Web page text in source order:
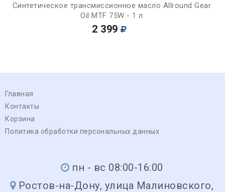
Синтетическое трансмиссионное масло Allround Gear
Oil MTF 75W - 1 л
2 399
Главная
Контакты
Корзина
Политика обработки персональных данных
пн - вс 08:00-16:00
Ростов-на-Дону, улица Малиновского,